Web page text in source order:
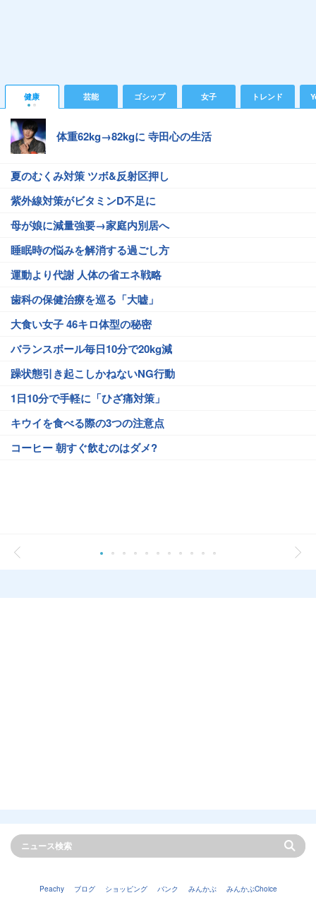
健康 芸能 ゴシップ 女子 トレンド
体重62kg→82kgに 寺田心の生活
夏のむくみ対策 ツボ&反射区押し
紫外線対策がビタミンD不足に
母が娘に減量強要→家庭内別居へ
睡眠時の悩みを解消する過ごし方
運動より代謝 人体の省エネ戦略
歯科の保健治療を巡る「大嘘」
大食い女子 46キロ体型の秘密
バランスボール毎日10分で20kg減
躁状態引き起こしかねないNG行動
1日10分で手軽に「ひざ痛対策」
キウイを食べる際の3つの注意点
コーヒー 朝すぐ飲むのはダメ?
Peachy ブログ ショッピング バンク みんかぶ みんかぶChoice